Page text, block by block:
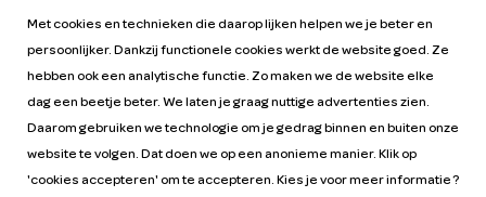
Autohandleidingen
Sleutelfiguren
Vacatures
Zakelijk
Met cookies en technieken die daarop lijken helpen we je beter en
persoonlijker. Dankzij functionele cookies werkt de website goed. Ze
hebben ook een analytische functie. Zo maken we de website elke
dag een beetje beter. We laten je graag nuttige advertenties zien.
Daarom gebruiken we technologie om je gedrag binnen en buiten onze
website te volgen. Dat doen we op een anonieme manier. Klik op
'cookies accepteren' om te accepteren. Kies je voor meer informatie ?